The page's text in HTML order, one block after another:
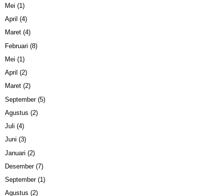
Mei (1)
April (4)
Maret (4)
Februari (8)
Mei (1)
April (2)
Maret (2)
September(5)
Agustus (2)
Juli (4)
Juni (3)
Januari (2)
Desember(7)
September(1)
Agustus (2)